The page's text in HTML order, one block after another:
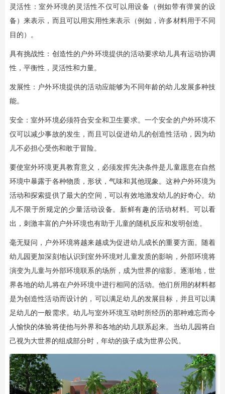
灵活性：室外环境的灵活性不仅可以用设备（例如带有弹簧的设
备）来表示，而且可以用实用性来表示（例如，许多材料用于不同
目的）。
具有挑战性：创造性的户外环境提供的活动要求幼儿具有运动协调
性，平衡性，灵活性和力量。
发展性：户外环境提供的活动应能够为不同年龄的幼儿发展多种技
能。
安全：室外环境必须符合安全和卫生要求。一个安全的户外环境不
仅可以减少事故的发生，而且可以促进幼儿的创造性活动，因为幼
儿不必担心受伤和敢于冒险。
要使室外环境更具教育意义，必须发挥先决条件是儿童愿意在自然
环境中暴露于各种物质，形状，气味和其他现象。这种户外环境为
活动和探索提供了最大的空间，可以有效地激发幼儿的好奇心。幼
儿不限于所规定的少量活动设备。新鲜有趣的活动材料。可以看
出，刺激丰富的户外环境也有助于儿童的随机反应和发明创造。
毫无疑问，户外环境将越来越成为促进幼儿成长的重要方面。随着
幼儿园更加深刻地认识到室外环境对儿童发质的影响，外部环境将
演变为儿童与外部环境联系的场所，成为世界的缩影。逐渐地，世
界各地的幼儿将在户外环境中进行相同的活动。他们所用的材料都
是为创造性活动而设计的，可以满足幼儿的发展目标，并且可以满
足幼儿的一般需求。幼儿与室外环境互动时所经历的那种难忘而令
人愉快的体验将使他与外界和各地的幼儿联系起来。当幼儿园将自
己视为大世界的组成部分时，年幼的孩子成为世界公民。